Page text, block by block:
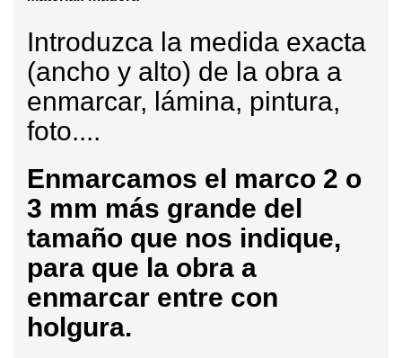
Introduzca la medida exacta
(ancho y alto) de la obra a
enmarcar, lámina, pintura,
foto....
Enmarcamos el marco 2 o
3 mm más grande del
tamaño que nos indique,
para que la obra a
enmarcar entre con
holgura.